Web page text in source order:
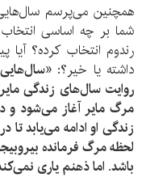
همچنین می‌پرسم
شما بر چه اساسی انتخاب
رندوم انتخاب کرده؟ آیا
داشته یا خیر؟:
مرگ مایر آغاز می‌شود
زندگی او ادامه می‌یابد تا
لحظه مرگ فرمانده
باشد. اما ذهنم یاری